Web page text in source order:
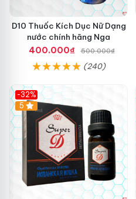
D10 Thuốc Kích Dục Nữ Dạng
nước chính hãng Nga
400.000₫
500.000₫
(240)
-32%
5